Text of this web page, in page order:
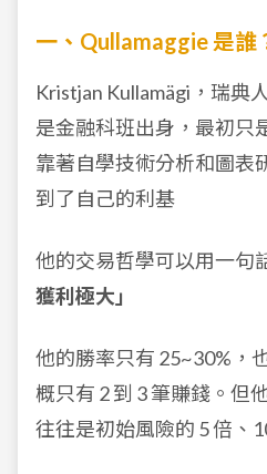
一、Qullamaggie 是誰
Kristjan Kullamägi，瑞典
是金融科班出身，最初只
靠著自學技術分析和圖表
到了自己的利基
他的交易哲學可以用一句
獲利極大」
他的勝率只有 25~30%，
概只有 2 到 3 筆賺錢。但
往往是初始風險的 5 倍、